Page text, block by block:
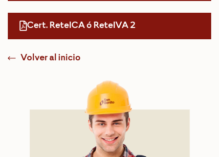
Cert. ReteICA ó ReteIVA 2
Volver al inicio